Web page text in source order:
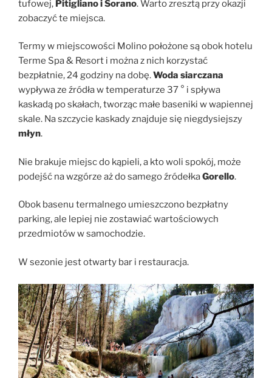
tufowej, Pitigliano i Sorano. Warto zresztą przy okazji
zobaczyć te miejsca.
Termy w miejscowości Molino położone są obok hotelu
Terme Spa & Resort i można z nich korzystać
bezpłatnie, 24 godziny na dobę.Woda siarczana
wypływa ze źródła w temperaturze 37 ° i spływa
kaskadą po skałach, tworząc małe baseniki w wapiennej
skale. Na szczycie kaskady znajduje się niegdysiejszy
młyn.
Nie brakuje miejsc do kąpieli, a kto woli spokój, może
podejść na wzgórze aż do samego źródełkaGorello.
Obok basenu termalnego umieszczono bezpłatny
parking, ale lepiej nie zostawiać wartościowych
przedmiotów w samochodzie.
W sezonie jest otwarty bar i restauracja.